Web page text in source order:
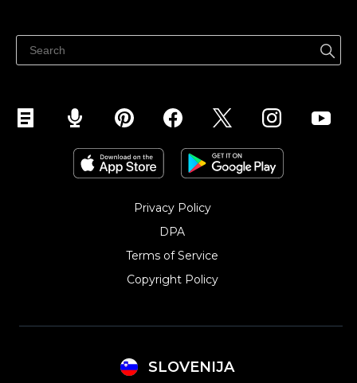
Prodaja na Instagramu
Privacy Policy
DPA
Terms of Service
Copyright Policy‎
SLOVENIJA